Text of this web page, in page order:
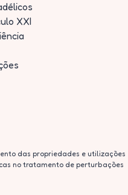
XXI
das propriedades e utilizações
no tratamento de perturbações